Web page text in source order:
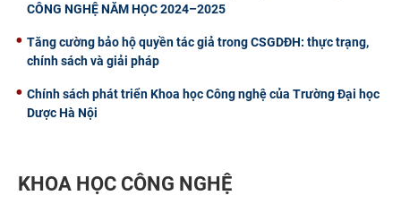
CÔNG NGHỆ NĂM HỌC 2024–2025
Tăng cường bảo hộ quyền tác giả trong CSGDĐH: thực trạng,
chính sách và giải pháp
Chính sách phát triển Khoa học Công nghệ của Trường Đại học
Dược Hà Nội
KHOA HỌC CÔNG NGHỆ